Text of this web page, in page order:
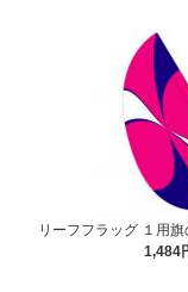
リーフフラッグ １用
1,484